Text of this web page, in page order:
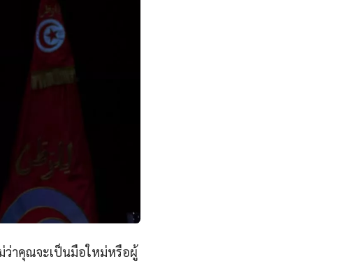
ว่าคุณจะเป็นมือใหม่หรือผู้